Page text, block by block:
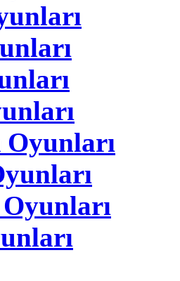
Oyunları